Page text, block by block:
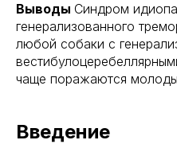
Выводы Синдром
генерализованного
любой собаки с
чаще поражаются
Введение